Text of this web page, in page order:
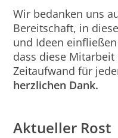
Wir bedanken uns
Bereitschaft, in
und Ideen
dass diese
Zeitaufwand für
herzlichen Dank.
Aktueller Rost